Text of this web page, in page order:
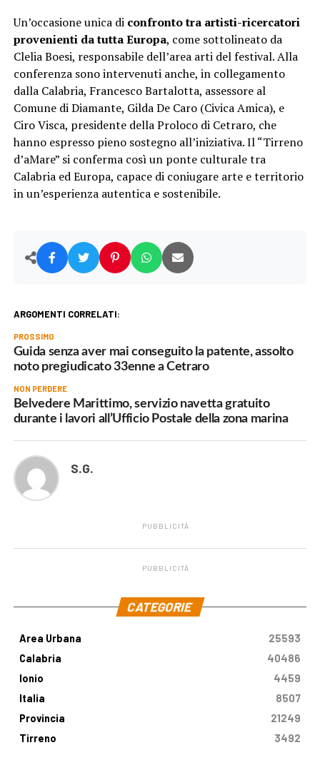
Un’occasione unica di confronto tra artisti-ricercatori
provenienti da tutta Europa, come sottolineato da
Clelia Boesi, responsabile dell’area arti del festival. Alla
conferenza sono intervenuti anche, in collegamento
dalla Calabria, Francesco Bartalotta, assessore al
Comune di Diamante, Gilda De Caro (Civica Amica), e
Ciro Visca, presidente della Proloco di Cetraro, che
hanno espresso pieno sostegno all’iniziativa. Il “Tirreno
d’aMare” si conferma così un ponte culturale tra
Calabria ed Europa, capace di coniugare arte e territorio
in un’esperienza autentica e sostenibile.
ARGOMENTI CORRELATI:
PROSSIMO
Guida senza aver mai conseguito la patente, assolto
noto pregiudicato 33enne a Cetraro
NON PERDERE
Belvedere Marittimo, servizio navetta gratuito
durante i lavori all’Ufficio Postale della zona marina
S.G.
PUBBLICITÀ
PUBBLICITÀ
CATEGORIE
Area Urbana
25593
Calabria
40486
Ionio
4459
Italia
8507
Provincia
21249
Tirreno
3492